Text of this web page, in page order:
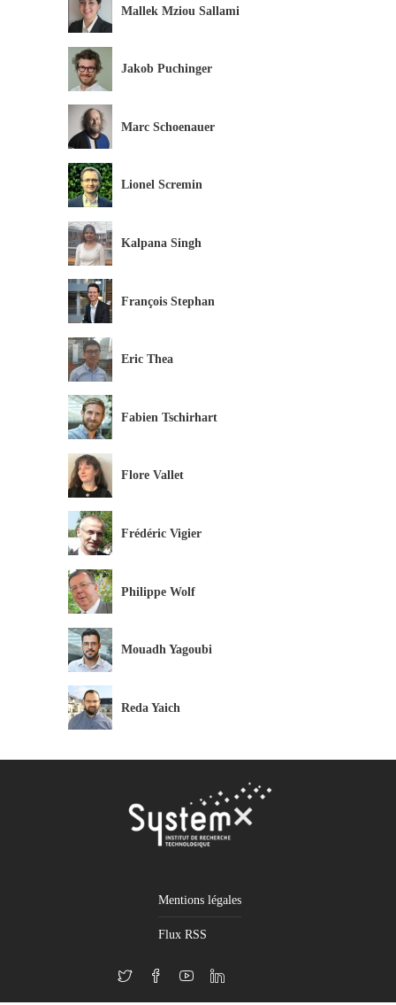
Mallek Mziou Sallami
Jakob Puchinger
Marc Schoenauer
Lionel Scremin
Kalpana Singh
François Stephan
Eric Thea
Fabien Tschirhart
Flore Vallet
Frédéric Vigier
Philippe Wolf
Mouadh Yagoubi
Reda Yaich
Mentions légales
Flux RSS